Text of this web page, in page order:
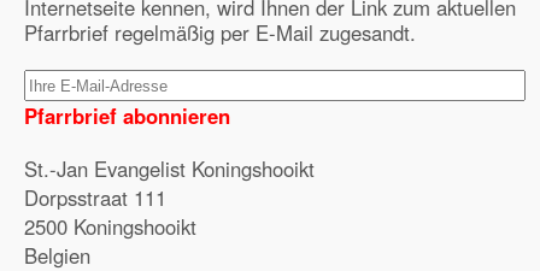
Internetseite kennen, wird Ihnen der Link zum aktuellen
Pfarrbrief regelmäßig per E-Mail zugesandt.
Pfarrbrief abonnieren
St.-Jan Evangelist Koningshooikt
Dorpsstraat 111
2500 Koningshooikt
Belgien